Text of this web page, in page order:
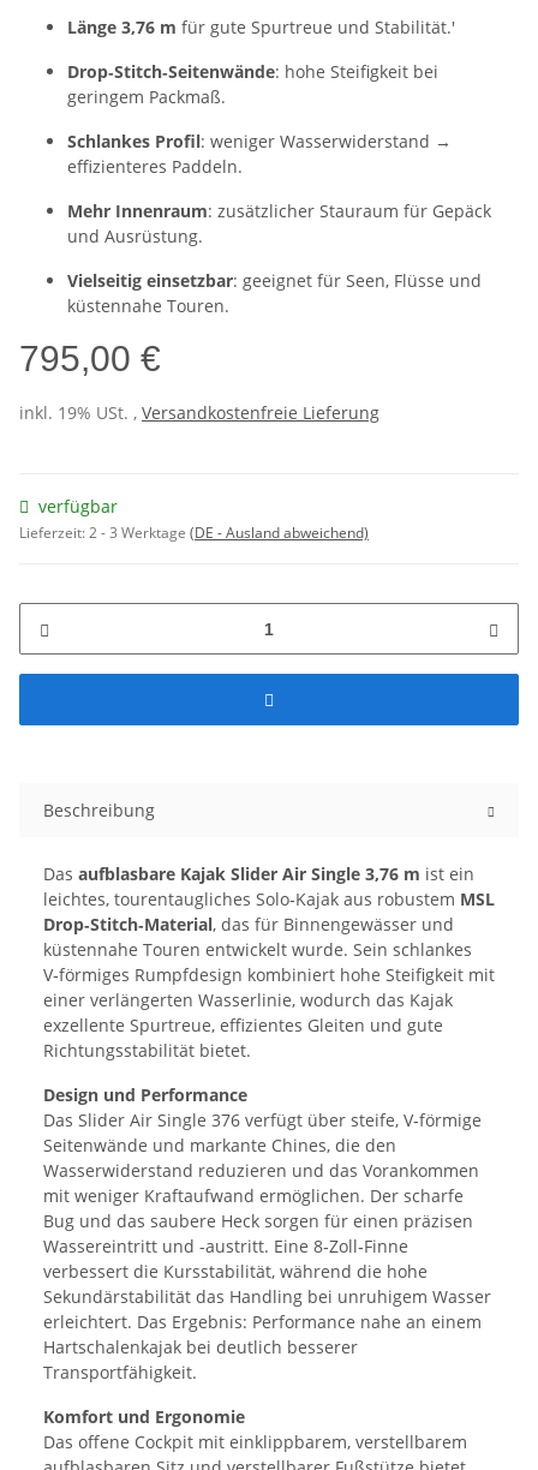
Länge 3,76 m für gute Spurtreue und Stabilität.'
Drop‑Stitch‑Seitenwände: hohe Steifigkeit bei
geringem Packmaß.
Schlankes Profil: weniger Wasserwiderstand →
effizienteres Paddeln.
Mehr Innenraum: zusätzlicher Stauraum für Gepäck
und Ausrüstung.
Vielseitig einsetzbar: geeignet für Seen, Flüsse und
küstennahe Touren.
795,00 €
inkl. 19% USt. , Versandkostenfreie Lieferung
verfügbar
Lieferzeit:2 - 3 Werktage (DE - Ausland abweichend)
Beschreibung
Das aufblasbare Kajak Slider Air Single 3,76 m ist ein
leichtes, tourentaugliches Solo‑Kajak aus robustem MSL
Drop‑Stitch‑Material, das für Binnengewässer und
küstennahe Touren entwickelt wurde. Sein schlankes
V‑förmiges Rumpfdesign kombiniert hohe Steifigkeit mit
einer verlängerten Wasserlinie, wodurch das Kajak
exzellente Spurtreue, effizientes Gleiten und gute
Richtungsstabilität bietet.
Design und Performance
Das Slider Air Single 376 verfügt über steife, V‑förmige
Seitenwände und markante Chines, die den
Wasserwiderstand reduzieren und das Vorankommen
mit weniger Kraftaufwand ermöglichen. Der scharfe
Bug und das saubere Heck sorgen für einen präzisen
Wassereintritt und -austritt. Eine 8‑Zoll‑Finne
verbessert die Kursstabilität, während die hohe
Sekundärstabilität das Handling bei unruhigem Wasser
erleichtert. Das Ergebnis: Performance nahe an einem
Hartschalenkajak bei deutlich besserer
Transportfähigkeit.
Komfort und Ergonomie
Das offene Cockpit mit einklippbarem, verstellbarem